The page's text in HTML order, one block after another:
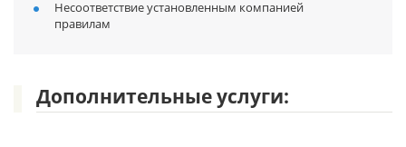
Несоответствие установленным компанией
правилам
Дополнительные услуги: